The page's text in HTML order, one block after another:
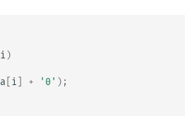
i)
a i + '0' );